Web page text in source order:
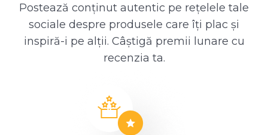
Postează conținut autentic pe rețelele tale
sociale despre produsele care îți plac și
inspiră-i pe alții. Câștigă premii lunare cu
recenzia ta.